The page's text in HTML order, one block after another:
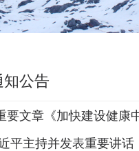
知公告
要文章《加快建设健康
平主持并发表重要讲话